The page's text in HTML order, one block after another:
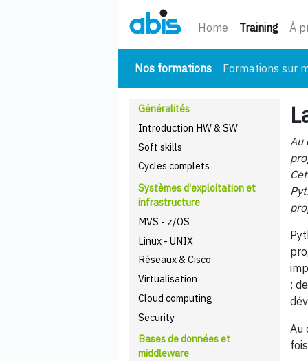
Home Training À
Nos formations(courant)
Formations sur
Généralités
Introduction HW & SW
Soft skills
Cycles complets
Systèmes d'exploitation et
infrastructure
MVS - z/OS
Linux - UNIX
Réseaux & Cisco
Virtualisation
Cloud computing
Security
Bases de données et
middleware
Au
:
Au